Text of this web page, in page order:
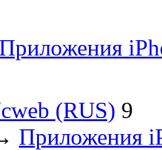
Приложения
(RUS) 9
Приложения